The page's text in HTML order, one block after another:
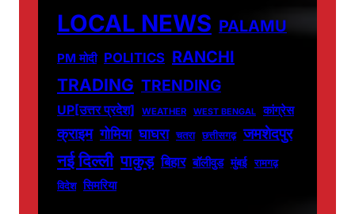
LOCAL NEWS PALAMU
PM मोदी POLITICS RANCHI
TRADING TRENDING
UP[उत्तर प्रदेश] WEATHER WEST BENGAL कांग्रेस
क्राइम गोमिया घाघरा चतरा छत्तीसगढ़ जमशेदपुर
नई दिल्ली पाकुड़ बिहार बॉलीवुड मुंबई रामगढ़
विदेश सिमरिया